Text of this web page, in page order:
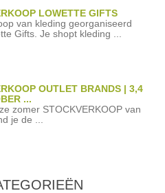
LOWETTE GIFTS
van kleding georganiseerd
Gifts. Je shopt kleding ...
OUTLET BRANDS | 3,4
...
zomer STOCKVERKOOP van
je de ...